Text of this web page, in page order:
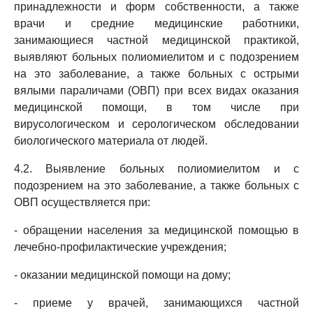
принадлежности и форм собственности, а также
врачи и средние медицинские работники,
занимающиеся частной медицинской практикой,
выявляют больных полиомиелитом и с подозрением
на это заболевание, а также больных с острыми
вялыми параличами (ОВП) при всех видах оказания
медицинской помощи, в том числе при
вирусологическом и серологическом обследовании
биологического материала от людей.
4.2. Выявление больных полиомиелитом и с
подозрением на это заболевание, а также больных с
ОВП осуществляется при:
- обращении населения за медицинской помощью в
лечебно-профилактические учреждения;
- оказании медицинской помощи на дому;
- приеме у врачей, занимающихся частной